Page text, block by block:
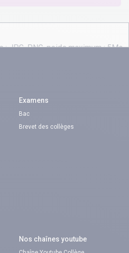
Examens
Bac
Brevet des collèges
Nos chaînes youtube